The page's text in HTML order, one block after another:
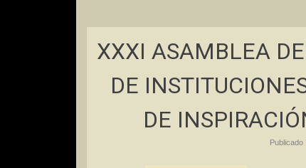
XXXI ASAMBLEA
DE
DE
Publicado